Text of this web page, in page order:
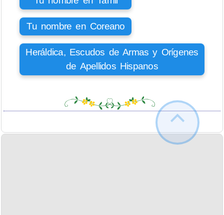
Tu nombre en Coreano
Heráldica, Escudos de Armas y Orígenes
de Apellidos Hispanos